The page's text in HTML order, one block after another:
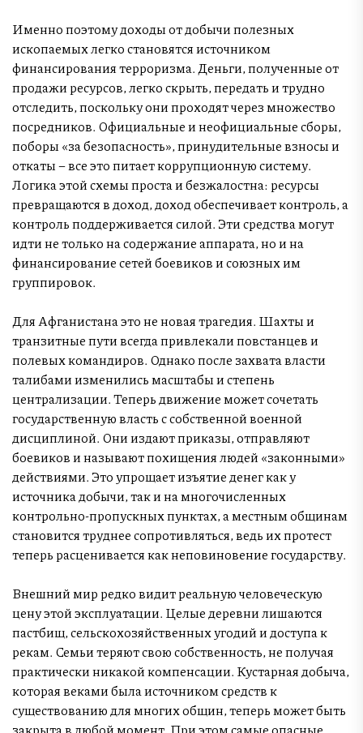
Именно поэтому доходы от добычи полезных
ископаемых легко становятся источником
финансирования терроризма. Деньги, полученные от
продажи ресурсов, легко скрыть, передать и трудно
отследить, поскольку они проходят через множество
посредников. Официальные и неофициальные сборы,
поборы «за безопасность», принудительные взносы и
откаты – все это питает коррупционную систему.
Логика этой схемы проста и безжалостна: ресурсы
превращаются в доход, доход обеспечивает контроль, а
контроль поддерживается силой. Эти средства могут
идти не только на содержание аппарата, но и на
финансирование сетей боевиков и союзных им
группировок.
Для Афганистана это не новая трагедия. Шахты и
транзитные пути всегда привлекали повстанцев и
полевых командиров. Однако после захвата власти
талибами изменились масштабы и степень
централизации. Теперь движение может сочетать
государственную власть с собственной военной
дисциплиной. Они издают приказы, отправляют
боевиков и называют похищения людей «законными»
действиями. Это упрощает изъятие денег как у
источника добычи, так и на многочисленных
контрольно-пропускных пунктах, а местным общинам
становится труднее сопротивляться, ведь их протест
теперь расценивается как неповиновение государству.
Внешний мир редко видит реальную человеческую
цену этой эксплуатации. Целые деревни лишаются
пастбищ, сельскохозяйственных угодий и доступа к
рекам. Семьи теряют свою собственность, не получая
практически никакой компенсации. Кустарная добыча,
которая веками была источником средств к
существованию для многих общин, теперь может быть